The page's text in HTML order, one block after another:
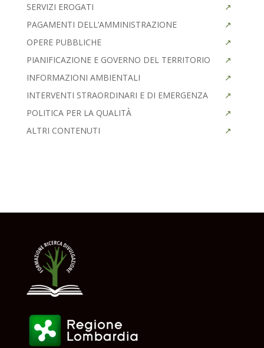
SERVIZI EROGATI
PAGAMENTI DELL’AMMINISTRAZIONE
OPERE PUBBLICHE
PIANIFICAZIONE E GOVERNO DEL TERRITORIO
INFORMAZIONI AMBIENTALI
INTERVENTI STRAORDINARI E DI EMERGENZA
POLITICA PER LA QUALITÀ
ALTRI CONTENUTI